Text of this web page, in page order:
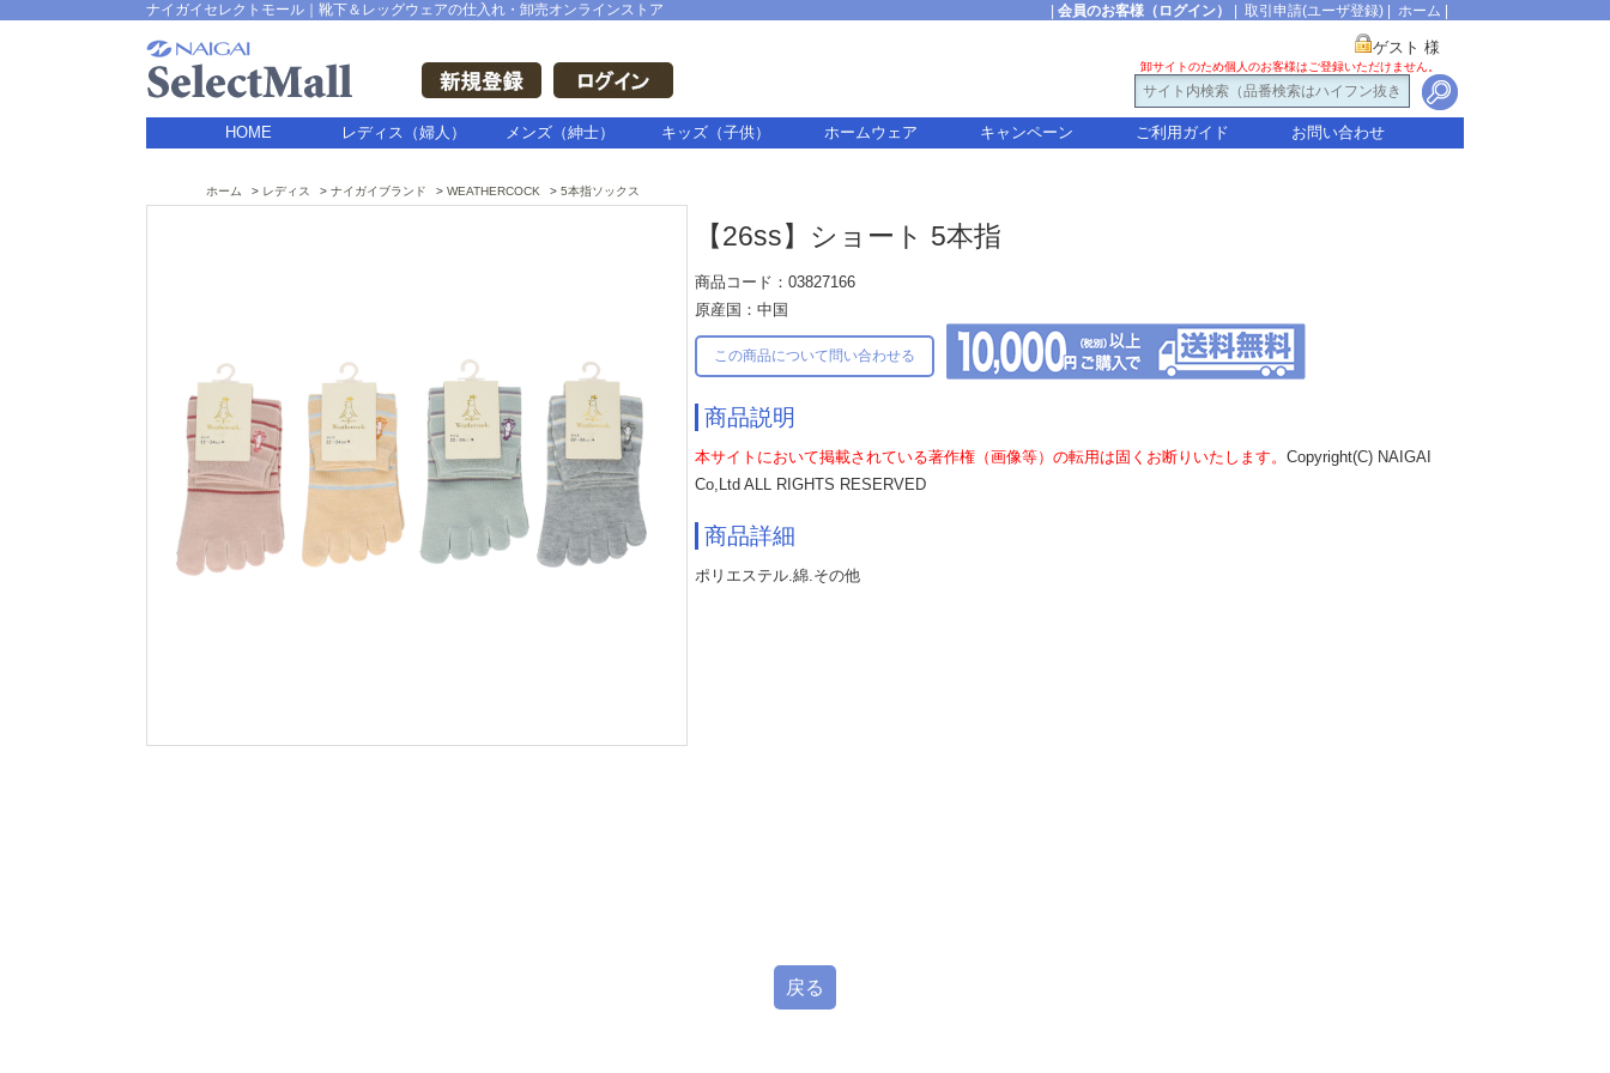
ナイガイセレクトモール｜靴下＆レッグウェアの仕入れ・卸売オンラインストア 会員のお客様（ログイン） 取引申請(ユーザ登録) ホーム
ゲスト 様
卸サイトのため個人のお客様はご登録いただけません。
HOME レディス（婦人） メンズ（紳士） キッズ（子供） ホームウェア キャンペーン ご利用ガイド お問い合わせ
ホーム レディス ナイガイブランド WEATHERCOCK 5本指ソックス
【26ss】ショート 5本指
商品コード：03827166
原産国：中国
この商品について問い合わせる
商品説明
本サイトにおいて掲載されている著作権（画像等）の転用は固くお断りいたします。Copyright(C) NAIGAI
Co,Ltd ALL RIGHTS RESERVED
商品詳細
ポリエステル.綿.その他
戻る